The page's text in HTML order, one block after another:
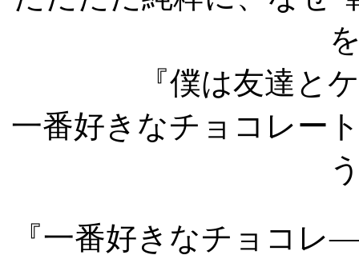
『僕は友達と
一番好きなチョコレー
『一番好きなチョコ